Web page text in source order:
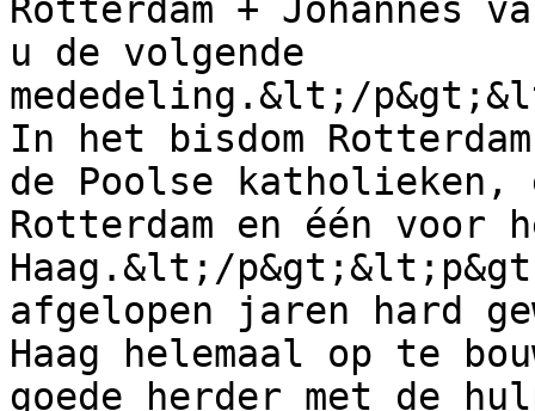
Rotterdam + Johannes
u de volgende
mededeling.&lt;/
In het bisdom
de Poolse
Rotterdam en één voor
Haag.&lt;/
afgelopen jaren hard
Haag helemaal op te
goede herder met de